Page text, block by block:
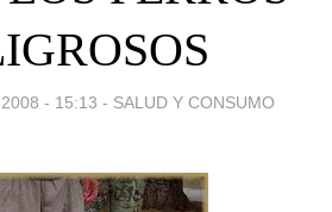
- 15:13 - SALUD Y CONSUMO